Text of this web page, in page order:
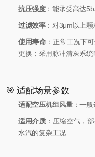
抗压强度 ：能承受高达
过滤效率 ：对3μm以上
使用寿命：正常工况下
更换；采用脉冲清灰系
🎯 适配场景参数
适配空压机组风量 ：一
适用介质：压缩空气，
水汽的复杂工况